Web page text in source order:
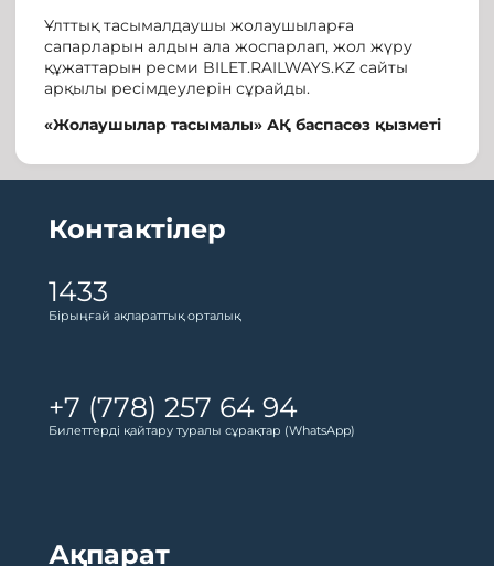
Ұлттық тасымалдаушы жолаушыларға
сапарларын алдын ала жоспарлап, жол жүру
құжаттарын ресми BILET.RAILWAYS.KZ сайты
арқылы ресімдеулерін сұрайды.
«Жолаушылар тасымалы» АҚ баспасөз қызметі
Контактілер
1433
Бірыңғай ақпараттық орталық
+7 (778) 257 64 94
Билеттерді қайтару туралы сұрақтар (WhatsApp)
Ақпарат